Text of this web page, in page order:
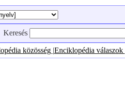
Keresés
közösség |Enciklopédia válaszok